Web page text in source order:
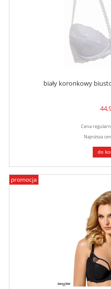
biały koronkowy
Cena
Najniższa
do
promocja